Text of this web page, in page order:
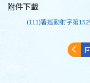
附件下載
(111)署巡勤射字第